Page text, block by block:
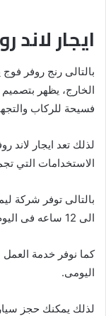
ايجار
بالتالى رنج روفر
الخارج، يظهر
فسيحة للركاب
لذلك تعد ايجار لاند
الاستخدامات التي
بالتالى توفر شركة
الى 12 ساعه فى اليوم.
كما نوفر خدمة
اليومى.
لذلك يمكنك حجز